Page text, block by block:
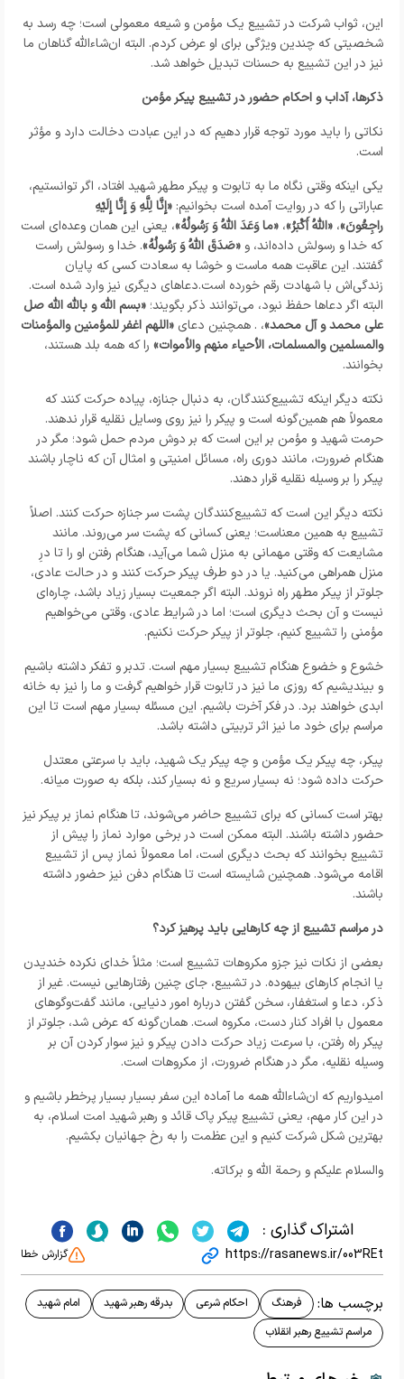
این، ثواب شرکت در تشییع یک مؤمن و شیعه معمولی است؛ چه رسد به
شخصیتی که چندین ویژگی برای او عرض کردم. البته ان‌شاءالله گناهان ما
نیز در این تشییع به حسنات تبدیل خواهد شد.
ذکرها، آداب و احکام حضور در تشییع پیکر مؤمن
نکاتی را باید مورد توجه قرار دهیم که در این عبادت دخالت دارد و مؤثر
است.
یکی اینکه وقتی نگاه ما به تابوت و پیکر مطهر شهید افتاد، اگر توانستیم،
عباراتی را که در روایت آمده است بخوانیم: «إِنَّا لِلَّهِ وَ إِنَّا إِلَیْهِ
راجِعُونَ»، «اللَّهُ أَکْبَرُ»، «ما وَعَدَ اللَّهُ وَ رَسُولُهُ»، یعنی این همان وعده‌ای است
که خدا و رسولش داده‌اند، و «صَدَقَ اللَّهُ وَ رَسُولُهُ». خدا و رسولش راست
گفتند. این عاقبت همه ماست و خوشا به سعادت کسی که پایان
زندگی‌اش با شهادت رقم خورده است.دعاهای دیگری نیز وارد شده است.
البته اگر دعاها حفظ نبود، می‌توانند ذکر بگویند؛ «بسم الله و بالله الله صل
علی محمد و آل محمد»، . همچنین دعای «اللهم اغفر للمؤمنین والمؤمنات
والمسلمین والمسلمات، الأحیاء منهم والأموات» را که همه بلد هستند،
بخوانند.
نکته دیگر اینکه تشییع‌کنندگان، به دنبال جنازه، پیاده حرکت کنند که
معمولاً هم همین‌گونه است و پیکر را نیز روی وسایل نقلیه قرار ندهند.
حرمت شهید و مؤمن بر این است که بر دوش مردم حمل شود؛ مگر در
هنگام ضرورت، مانند دوری راه، مسائل امنیتی و امثال آن که ناچار باشند
پیکر را بر وسیله نقلیه قرار دهند.
نکته دیگر این است که تشییع‌کنندگان پشت سر جنازه حرکت کنند. اصلاً
تشییع به همین معناست؛ یعنی کسانی که پشت سر می‌روند. مانند
مشایعت که وقتی مهمانی به منزل شما می‌آید، هنگام رفتن او را تا درِ
منزل همراهی می‌کنید. یا در دو طرف پیکر حرکت کنند و در حالت عادی،
جلوتر از پیکر مطهر راه نروند. البته اگر جمعیت بسیار زیاد باشد، چاره‌ای
نیست و آن بحث دیگری است؛ اما در شرایط عادی، وقتی می‌خواهیم
مؤمنی را تشییع کنیم، جلوتر از پیکر حرکت نکنیم.
خشوع و خضوع هنگام تشییع بسیار مهم است. تدبر و تفکر داشته باشیم
و بیندیشیم که روزی ما نیز در تابوت قرار خواهیم گرفت و ما را نیز به خانه
ابدی خواهند برد. در فکر آخرت باشیم. این مسئله بسیار مهم است تا این
مراسم برای خود ما نیز اثر تربیتی داشته باشد.
پیکر، چه پیکر یک مؤمن و چه پیکر یک شهید، باید با سرعتی معتدل
حرکت داده شود؛ نه بسیار سریع و نه بسیار کند، بلکه به صورت میانه.
بهتر است کسانی که برای تشییع حاضر می‌شوند، تا هنگام نماز بر پیکر نیز
حضور داشته باشند. البته ممکن است در برخی موارد نماز را پیش از
تشییع بخوانند که بحث دیگری است، اما معمولاً نماز پس از تشییع
اقامه می‌شود. همچنین شایسته است تا هنگام دفن نیز حضور داشته
باشند.
در مراسم تشییع از چه کارهایی باید پرهیز کرد؟
بعضی از نکات نیز جزو مکروهات تشییع است؛ مثلاً خدای نکرده خندیدن
یا انجام کارهای بیهوده. در تشییع، جای چنین رفتارهایی نیست. غیر از
ذکر، دعا و استغفار، سخن گفتن درباره امور دنیایی، مانند گفت‌وگوهای
معمول با افراد کنار دست، مکروه است. همان‌گونه که عرض شد، جلوتر از
پیکر راه رفتن، با سرعت زیاد حرکت دادن پیکر و نیز سوار کردن آن بر
وسیله نقلیه، مگر در هنگام ضرورت، از مکروهات است.
امیدواریم که ان‌شاءالله همه ما آماده این سفر بسیار بسیار پرخطر باشیم و
در این کار مهم، یعنی تشییع پیکر پاک قائد و رهبر شهید امت اسلام، به
بهترین شکل شرکت کنیم و این عظمت را به رخ جهانیان بکشیم.
والسلام علیکم و رحمة الله و برکاته.
اشتراک گذاری :
https://rasanews.ir/003REt گزارش خطا
برچسب ها: فرهنگ احکام شرعی بدرقه رهبر شهید
امام شهید
مراسم تشییع رهبر انقلاب